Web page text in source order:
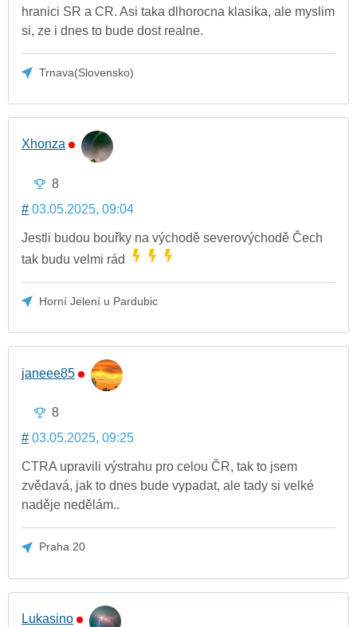
hranici SR a CR. Asi taka dlhorocna klasika, ale myslim
si, ze i dnes to bude dost realne.
Trnava(Slovensko)
Xhonza
8
# 03.05.2025, 09:04
Jestli budou bouřky na východě severovýchodě Čech
tak budu velmi rád
Horní Jelení u Pardubic
janeee85
8
# 03.05.2025, 09:25
CTRA upravili výstrahu pro celou ČR, tak to jsem
zvědavá, jak to dnes bude vypadat, ale tady si velké
naděje nedělám..
Praha 20
Lukasino